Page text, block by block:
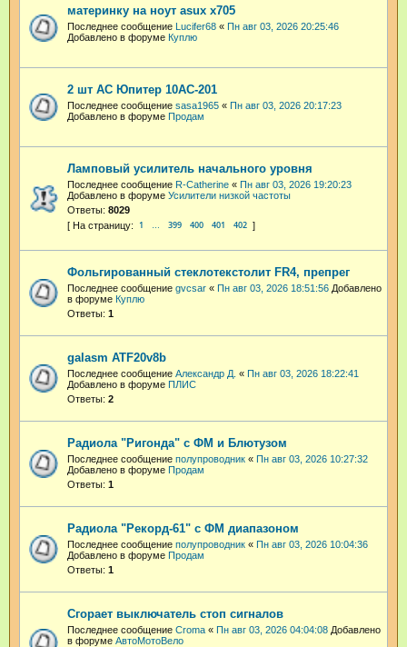
материнку на ноут asux x705
Последнее сообщение Lucifer68 « Пн авг 03, 2026 20:25:46
Добавлено в форуме Куплю
2 шт АС Юпитер 10АС-201
Последнее сообщение sasa1965 « Пн авг 03, 2026 20:17:23
Добавлено в форуме Продам
Ламповый усилитель начального уровня
Последнее сообщение R-Catherine « Пн авг 03, 2026 19:20:23
Добавлено в форуме Усилители низкой частоты
Ответы: 8029
1 … 399 400 401 402
Фольгированный стеклотекстолит FR4, препрег
Последнее сообщение gvcsar « Пн авг 03, 2026 18:51:56 Добавлено
в форуме Куплю
Ответы: 1
galasm ATF20v8b
Последнее сообщение Александр Д. « Пн авг 03, 2026 18:22:41
Добавлено в форуме ПЛИС
Ответы: 2
Радиола "Ригонда" с ФМ и Блютузом
Последнее сообщение полупроводник « Пн авг 03, 2026 10:27:32
Добавлено в форуме Продам
Ответы: 1
Радиола "Рекорд-61" с ФМ диапазоном
Последнее сообщение полупроводник « Пн авг 03, 2026 10:04:36
Добавлено в форуме Продам
Ответы: 1
Сгорает выключатель стоп сигналов
Последнее сообщение Croma « Пн авг 03, 2026 04:04:08 Добавлено
в форуме АвтоМотоВело